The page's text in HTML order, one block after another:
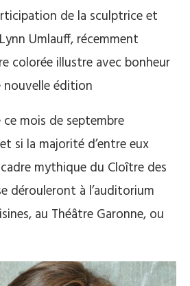
de la sculptrice et
Umlauff, récemment
colorée illustre avec bonheur
édition
mois de septembre
si la majorité d’entre eux
mythique du Cloître des
dérouleront à l’auditorium
au Théâtre Garonne, ou